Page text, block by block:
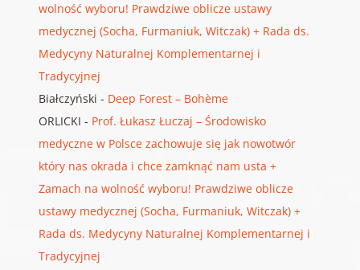
wolność wyboru! Prawdziwe oblicze ustawy
medycznej (Socha, Furmaniuk, Witczak) + Rada ds.
Medycyny Naturalnej Komplementarnej i
Tradycyjnej
Białczyński - Deep Forest – Bohème
ORLICKI - Prof. Łukasz Łuczaj – Środowisko
medyczne w Polsce zachowuje się jak nowotwór
który nas okrada i chce zamknąć nam usta +
Zamach na wolność wyboru! Prawdziwe oblicze
ustawy medycznej (Socha, Furmaniuk, Witczak) +
Rada ds. Medycyny Naturalnej Komplementarnej i
Tradycyjnej